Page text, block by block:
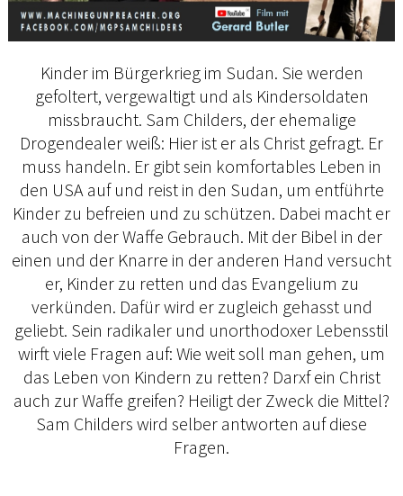
Kinder im Bürgerkrieg im Sudan. Sie werden
gefoltert, vergewaltigt und als Kindersoldaten
missbraucht. Sam Childers, der ehemalige
Drogendealer weiß: Hier ist er als Christ gefragt. Er
muss handeln. Er gibt sein komfortables Leben in
den USA auf und reist in den Sudan, um entführte
Kinder zu befreien und zu schützen. Dabei macht er
auch von der Waffe Gebrauch. Mit der Bibel in der
einen und der Knarre in der anderen Hand versucht
er, Kinder zu retten und das Evangelium zu
verkünden. Dafür wird er zugleich gehasst und
geliebt. Sein radikaler und unorthodoxer Lebensstil
wirft viele Fragen auf: Wie weit soll man gehen, um
das Leben von Kindern zu retten? Darxf ein Christ
auch zur Waffe greifen? Heiligt der Zweck die Mittel?
Sam Childers wird selber antworten auf diese
Fragen.